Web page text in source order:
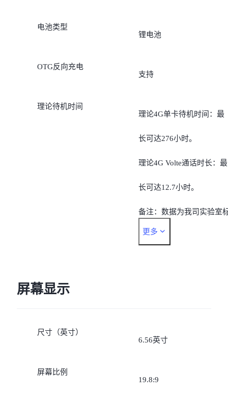
电池类型
锂电池
OTG反向充电
支持
理论待机时间
理论4G单卡待机时间：最
长可达276小时。
理论4G Volte通话时长：最
长可达12.7小时。
备注：数据为我司实验室
准环境下的测试结果，实
更多
屏幕显示
尺寸（英寸）
6.56英寸
屏幕比例
19.8:9